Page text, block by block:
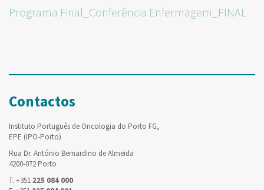
Programa Final_Conferência Enfermagem_FINAL
Contactos
Instituto Português de Oncologia do Porto FG,
EPE (IPO-Porto)
Rua Dr. António Bernardino de Almeida
4200-072 Porto
T. +351 225 084 000